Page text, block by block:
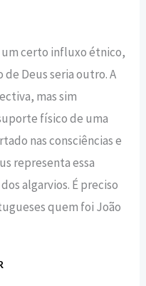
certo influxo étnico,
de Deus seria outro. A
mas sim
físico de uma
nas consciências e
representa essa
algarvios. É preciso
quem foi João